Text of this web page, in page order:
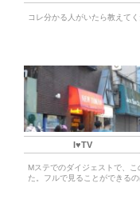
コレ分かる人がいたら教えて
I♥️TV
Mステでのダイジェストで、
た。フルで見ることができる